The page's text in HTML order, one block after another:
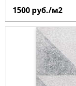
1500 руб./м2